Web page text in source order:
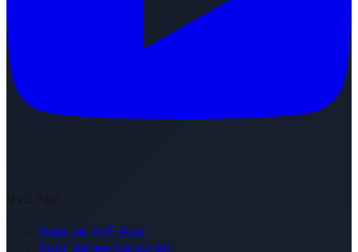
Over de VvE App
Voor beheerkantoren